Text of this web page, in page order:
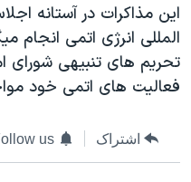
اعتراضات مردمی آبان ۹۸
اسرائیل در جنگ
نرگس محمدی برنده جایزه
صفحه‌های ویژه
اين مذاکرات در آستانه
المللی انرژی اتمی انجام
تحريم های تنبيهی شورای
فعاليت های اتمی خود
اشتراک us